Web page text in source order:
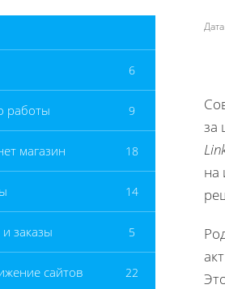
6
работы 9
магазин 18
14
заказы 5
сайтов 22
за
на